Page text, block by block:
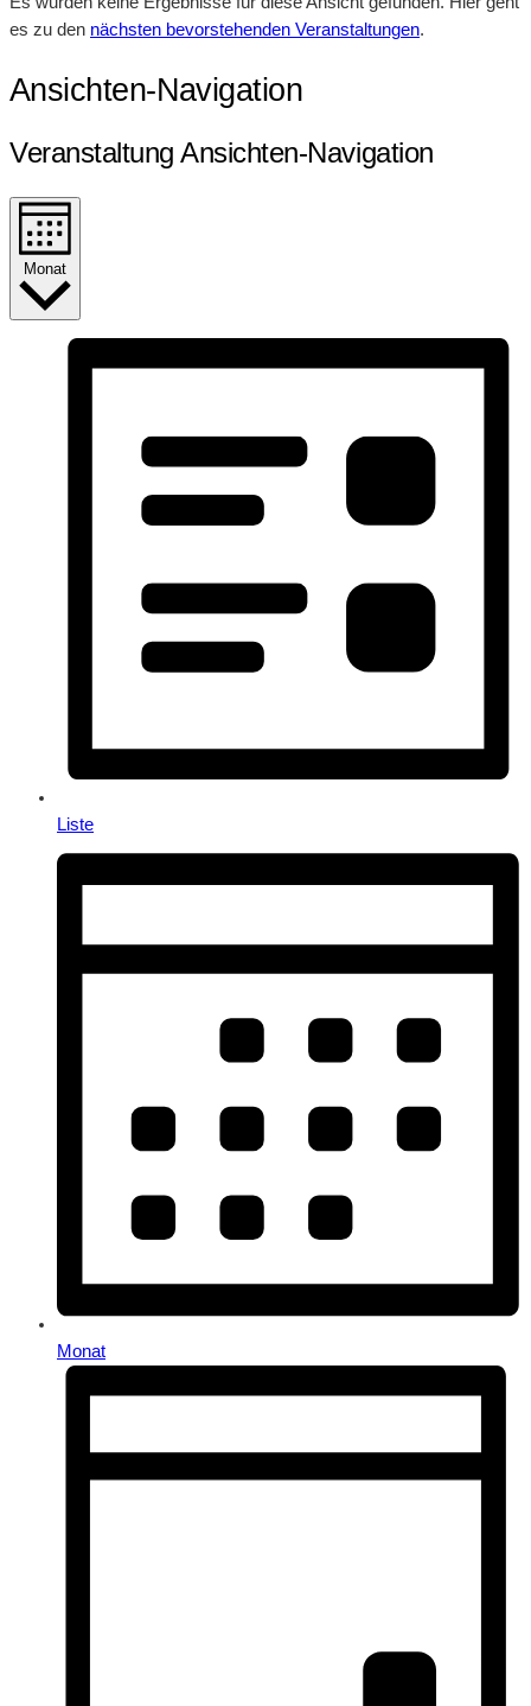
es zu den nächsten bevorstehenden Veranstaltungen.
Ansichten-Navigation
Veranstaltung Ansichten-Navigation
Monat
Liste
Monat